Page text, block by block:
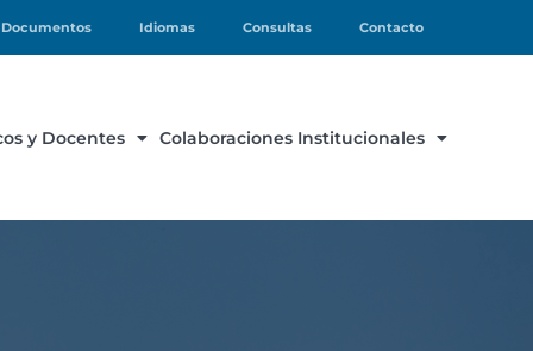
Documentos Idiomas Consultas Contacto
y Docentes Colaboraciones Institucionales